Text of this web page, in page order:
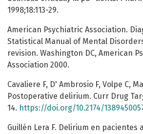
1998;18:113-29.
American Psychiatric Association.
Statistical Manual of Mental
revision. Washington DC, American
Association 2000.
Cavaliere F, D' Ambrosio F, Volpe C,
Postoperative delirium. Curr Drug
14. https://doi.org/10.2174/
Guillén Lera F. Delirium en pacientes